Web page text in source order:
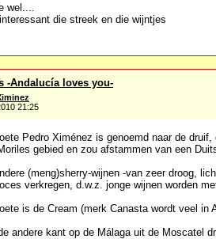
wel....
die streek en die wijntjes
-Andalucía loves you-
21:25
Pedro Ximénez is genoemd naar de
gebied en zou afstammen van een
(meng)sherry-wijnen -van zeer droog,
verkregen, d.w.z. jonge wijnen worden
is de Cream (merk Canasta wordt veel in
andere kant op de Málaga uit de Moscatel